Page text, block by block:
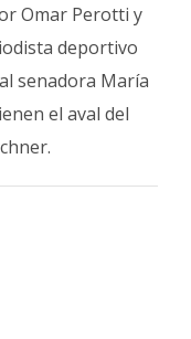
Omar Perotti y
deportivo
senadora María
el aval del